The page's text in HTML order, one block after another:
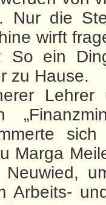
Nur die
wirft
So ein
zu Hause.
Lehrer
Marga
Arbeits-